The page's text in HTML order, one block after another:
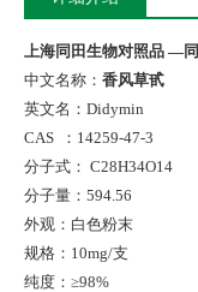
上海同田生物对照品 —
中文名称： 香风草甙
英文名：Didymin
CAS ：14259-47-3
分子式： C28H34O14
分子量：594.56
外观：白色粉末
规格：10mg/支
纯度：≥98%